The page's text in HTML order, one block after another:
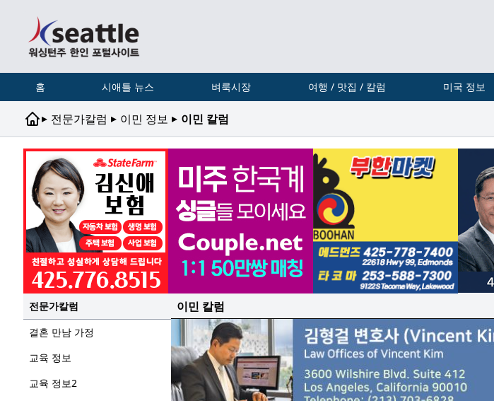
홈 시애틀 뉴스 벼룩시장 여행 / 맛집 / 칼럼 미국 정보
▸ 전문가칼럼 ▸ 이민 정보 ▸ 이민 칼럼
전문가칼럼
결혼 만남 가정
교육 정보
교육 정보2
이민 칼럼